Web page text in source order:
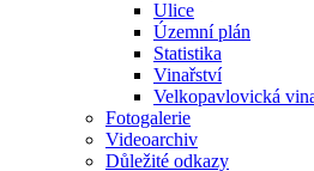
Ulice
Územní plán
Statistika
Vinařství
Velkopavlovická
Fotogalerie
Videoarchiv
Důležité odkazy